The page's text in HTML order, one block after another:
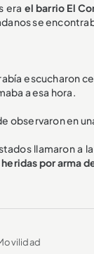
era el barrio El
se
escucharon
a esa hora.
observaron en
llamaron a
por arma